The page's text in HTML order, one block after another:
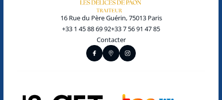
16 Rue du Père Guérin, 75013 Paris
+33 1 45 88 69 92+33 7 56 91 47 85
Contacter